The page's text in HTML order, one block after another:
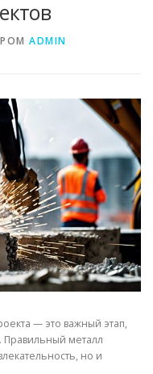
МЕТАЛЛОВ
ADMIN
— это важный этап,
Правильный металл
но и